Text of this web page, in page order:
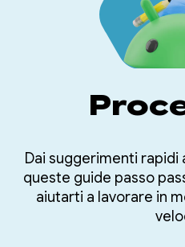
Dai suggerimenti
queste guide passo
aiutarti a lavorare in